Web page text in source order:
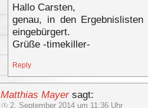
Hallo Carsten,
genau, in den
eingebürgert.
Grüße -timekiller-
Reply
Matthias Mayer sagt:
2. September 2014 um 11:36 Uhr